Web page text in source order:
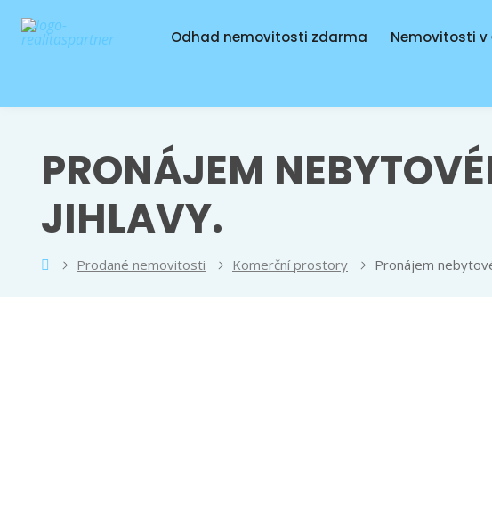
Odhad nemovitosti zdarma Nemovitosti v
PRONÁJEM
JIHLAVY.
Prodané nemovitosti Komerční prostory Pronájem